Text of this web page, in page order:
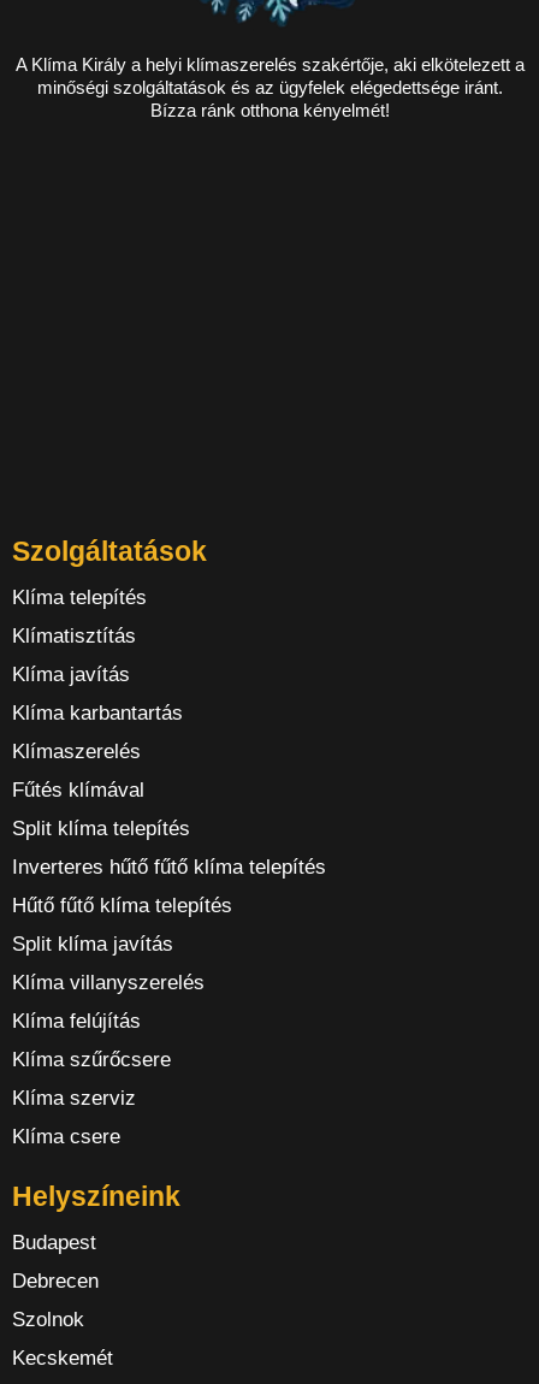
A Klíma Király a helyi klímaszerelés szakértője, aki elkötelezett a
minőségi szolgáltatások és az ügyfelek elégedettsége iránt.
Bízza ránk otthona kényelmét!
Szolgáltatások
Klíma telepítés
Klímatisztítás
Klíma javítás
Klíma karbantartás
Klímaszerelés
Fűtés klímával
Split klíma telepítés
Inverteres hűtő fűtő klíma telepítés
Hűtő fűtő klíma telepítés
Split klíma javítás
Klíma villanyszerelés
Klíma felújítás
Klíma szűrőcsere
Klíma szerviz
Klíma csere
Helyszíneink
Budapest
Debrecen
Szolnok
Kecskemét